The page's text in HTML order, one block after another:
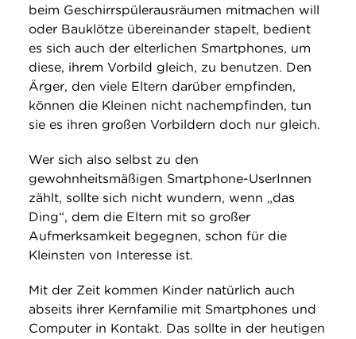
beim Geschirrspülerausräumen mitmachen will
oder Bauklötze übereinander stapelt, bedient
es sich auch der elterlichen Smartphones, um
diese, ihrem Vorbild gleich, zu benutzen. Den
Ärger, den viele Eltern darüber empfinden,
können die Kleinen nicht nachempfinden, tun
sie es ihren großen Vorbildern doch nur gleich.
Wer sich also selbst zu den
gewohnheitsmäßigen Smartphone-UserInnen
zählt, sollte sich nicht wundern, wenn „das
Ding“, dem die Eltern mit so großer
Aufmerksamkeit begegnen, schon für die
Kleinsten von Interesse ist.
Mit der Zeit kommen Kinder natürlich auch
abseits ihrer Kernfamilie mit Smartphones und
Computer in Kontakt. Das sollte in der heutigen